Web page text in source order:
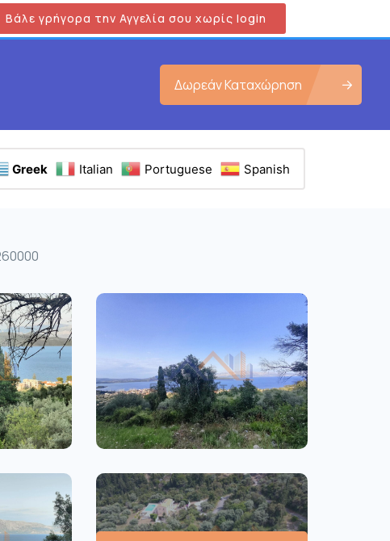
Βάλε γρήγορα την Αγγελία σου χωρίς login
Δωρεάν Καταχώρηση
Greek Italian Portuguese Spanish